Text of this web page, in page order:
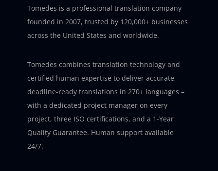
Tomedes is a professional translation company
founded in 2007, trusted by 120,000+ businesses
across the United States and worldwide.
Tomedes combines translation technology and
certified human expertise to deliver accurate,
deadline-ready translations in 270+ languages –
with a dedicated project manager on every
project, three ISO certifications, and a 1-Year
Quality Guarantee. Human support available
24/7.